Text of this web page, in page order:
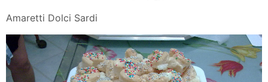
Amaretti Dolci Sardi